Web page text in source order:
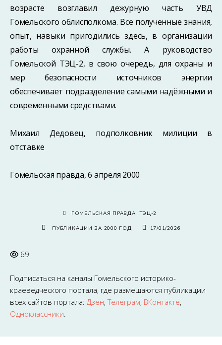
возрасте возглавил дежурную часть УВД
Гомельского облисполкома. Все полученные знания,
опыт, навыки пригодились здесь, в организации
работы охранной службы. А руководство
Гомельской ТЭЦ-2, в свою очередь, для охраны и
мер безопасности источников энергии
обеспечивает подразделение самыми надёжными и
современными средствами.
Михаил Дедовец, подполковник милиции в
отставке
Гомельская правда, 6 апреля 2000
ГОМЕЛЬСКАЯ ПРАВДА ТЭЦ-2
ПУБЛИКАЦИИ ЗА 2000 ГОД 17/01/2026
69
Подписаться на каналы Гомельского историко-
краеведческого портала, где размещаются публикации
всех сайтов портала: Дзен,Телеграм, ВКонтакте,
Одноклассники.